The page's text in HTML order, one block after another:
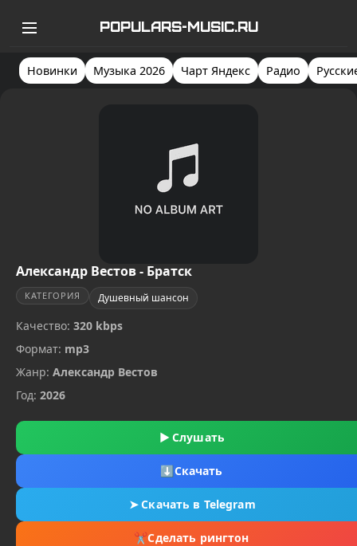
POPULARS-MUSIC.RU
Новинки Музыка 2026 Чарт Яндекс Радио
Александр Вестов - Братск
КАТЕГОРИЯ Душевный шансон
Качество: 320 kbps
Формат: mp3
Жанр: Александр Вестов
Год: 2026
▶ Слушать
⬇Скачать
➤Скачать в Telegram
✂Сделать рингтон